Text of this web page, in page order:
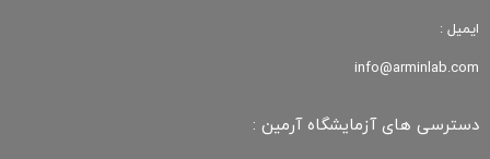
ایمیل :
info@arminlab.com
دسترسی های آزمایشگاه آرمین :